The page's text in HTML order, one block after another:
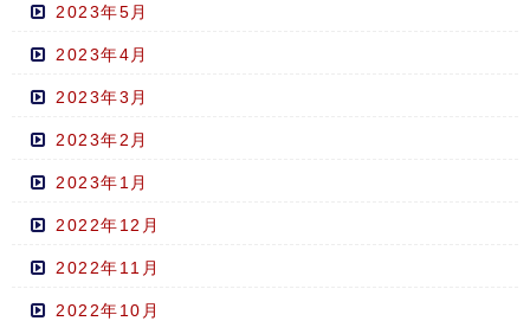
2023年5月
2023年4月
2023年3月
2023年2月
2023年1月
2022年12月
2022年11月
2022年10月